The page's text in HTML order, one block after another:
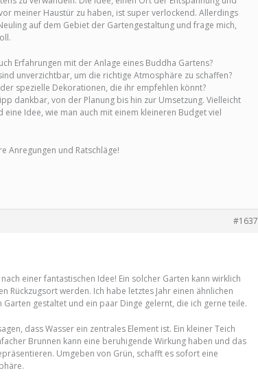
meiner Haustür zu haben, ist super verlockend. Allerdings
auf dem Gebiet der Gartengestaltung und frage mich,
Erfahrungen mit der Anlage eines Buddha Gartens?
unverzichtbar, um die richtige Atmosphäre zu schaffen?
spezielle Dekorationen, die ihr empfehlen könnt?
dankbar, von der Planung bis hin zur Umsetzung. Vielleicht
eine Idee, wie man auch mit einem kleineren Budget viel
Anregungen und Ratschläge!
#1637
einer fantastischen Idee! Ein solcher Garten kann wirklich
Rückzugsort werden. Ich habe letztes Jahr einen ähnlichen
Garten gestaltet und ein paar Dinge gelernt, die ich gerne teile.
dass Wasser ein zentrales Element ist. Ein kleiner Teich
Brunnen kann eine beruhigende Wirkung haben und das
Umgeben von Grün, schafft es sofort eine